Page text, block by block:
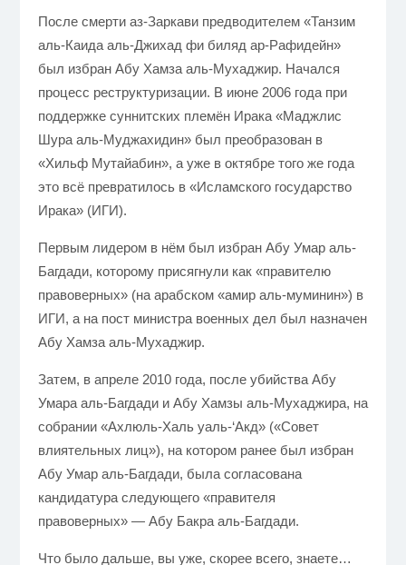
После смерти аз-Заркави предводителем «Танзим
аль-Каида аль-Джихад фи биляд ар-Рафидейн»
был избран Абу Хамза аль-Мухаджир. Начался
процесс реструктуризации. В июне 2006 года при
поддержке суннитских племён Ирака «Маджлис
Шура аль-Муджахидин» был преобразован в
«Хильф Мутайабин», а уже в октябре того же года
это всё превратилось в «Исламского государство
Ирака» (ИГИ).
Первым лидером в нём был избран Абу Умар аль-
Багдади, которому присягнули как «правителю
правоверных» (на арабском «амир аль-муминин») в
ИГИ, а на пост министра военных дел был назначен
Абу Хамза аль-Мухаджир.
Затем, в апреле 2010 года, после убийства Абу
Умара аль-Багдади и Абу Хамзы аль-Мухаджира, на
собрании «Ахлюль-Халь уаль-‘Акд» («Совет
влиятельных лиц»), на котором ранее был избран
Абу Умар аль-Багдади, была согласована
кандидатура следующего «правителя
правоверных» — Абу Бакра аль-Багдади.
Что было дальше, вы уже, скорее всего, знаете…